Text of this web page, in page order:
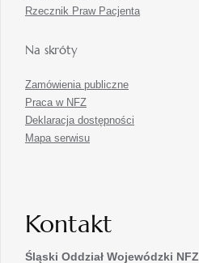
Rzecznik Praw Pacjenta
Na skróty
Zamówienia publiczne
Praca w NFZ
Deklaracja dostępności
Mapa serwisu
Kontakt
Śląski Oddział Wojewódzki NFZ